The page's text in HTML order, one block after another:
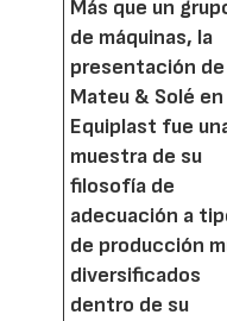
Más que un
de máquinas, la
presentación de
Mateu & Solé en
Equiplast fue
muestra de su
filosofía de
adecuación a
de producción
diversificados
dentro de su